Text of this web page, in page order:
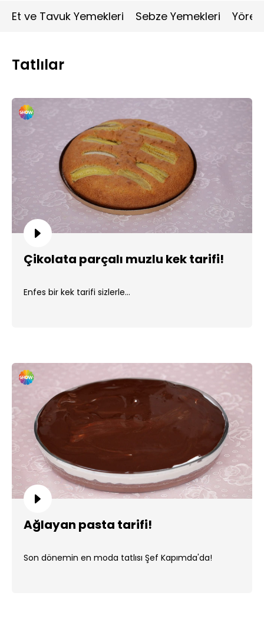
Et ve Tavuk Yemekleri Sebze Yemekleri
Tatlılar
Çikolata parçalı muzlu kek tarifi!
Enfes bir kek tarifi sizlerle...
Ağlayan pasta tarifi!
Son dönemin en moda tatlısı Şef Kapımda'da!